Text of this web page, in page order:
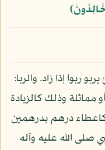
ربوا إذا زاد. والربا:
مماثلة وذلك كالزيادة
كاعطاء درهم بدرهمين
صلى الله عليه وآله